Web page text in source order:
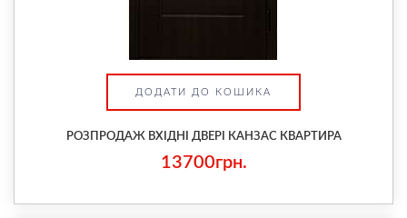
ДОДАТИ ДО КОШИКА
РОЗПРОДАЖ ВХІДНІ ДВЕРІ КАНЗАС КВАРТИРА
13700грн.